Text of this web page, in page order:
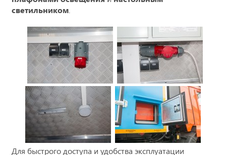
светильником
Для быстрого доступа и удобства эксплуатации